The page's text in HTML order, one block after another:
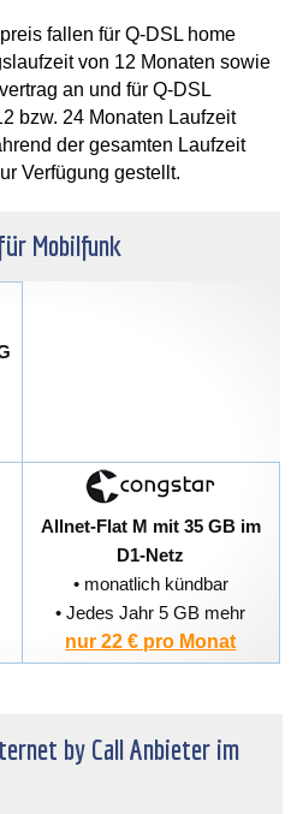
fallen für Q-DSL home
von 12 Monaten sowie
an und für Q-DSL
bzw. 24 Monaten Laufzeit
der gesamten Laufzeit
Verfügung gestellt.
Mobilfunk
Allnet-Flat M mit 35 GB im
D1-Netz
• monatlich kündbar
• Jedes Jahr 5 GB mehr
nur 22 € pro Monat
by Call Anbieter im